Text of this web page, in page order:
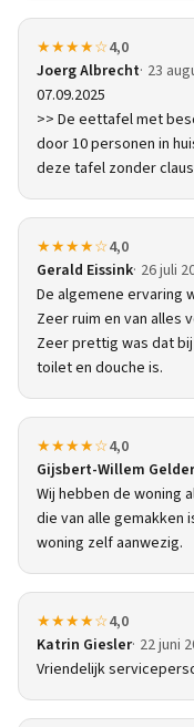
★★★★☆4,0
Joerg Albrecht 23
07.09.2025
>> De eettafel met
door 10 personen in
deze tafel zonder
★★★★☆4,0
Gerald Eissink 26 juli
De algemene ervaring
Zeer ruim en van alles
Zeer prettig was dat
toilet en douche is.
★★★★☆4,0
Gijsbert-Willem
Wij hebben de woning
die van alle gemakken
woning zelf aanwezig.
★★★★☆4,0
Katrin Giesler 22 juni
Vriendelijk